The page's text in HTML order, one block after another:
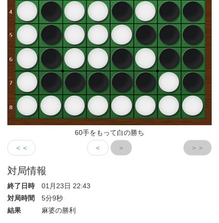
60手をもって白の勝ち
＜＜
＜ ＞ ＞＞
対局情報
終了日時
01月23日 22:43
対局時間
5分9秒
結果
麻婆の勝利